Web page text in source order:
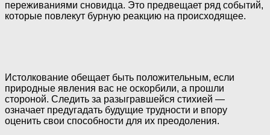
переживаниями сновидца. Это предвещает ряд событий,
которые повлекут бурную реакцию на происходящее.
Истолкование обещает быть положительным, если
природные явления вас не оскорбили, а прошли
стороной. Следить за разыгравшейся стихией —
означает предугадать будущие трудности и впору
оценить свои способности для их преодоления.